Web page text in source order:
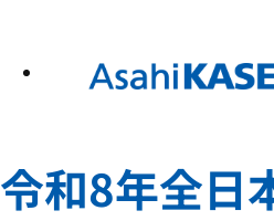
令和8年全日